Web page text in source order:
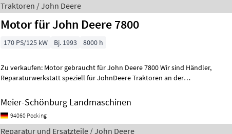
Traktoren / John Deere
Motor für John Deere 7800
170 PS/125 kW Bj. 1993 8000 h
Zu verkaufen: Motor gebraucht für John Deere 7800 Wir sind Händler,
Reparaturwerkstatt speziell für JohnDeere Traktoren an der
Meier-Schönburg Landmaschinen
94060 Pocking
Reparatur und Ersatzteile / John Deere